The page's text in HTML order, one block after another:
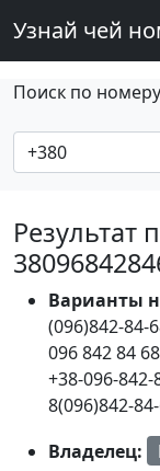
Узнай чей
Поиск по
Результат
Варианты
(096)842-84-
096 842 84 68
+38-096-842-
8(096)842-
Владелец: